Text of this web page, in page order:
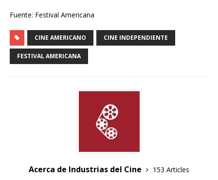
Fuente: Festival Americana
CINE AMERICANO CINE INDEPENDIENTE
FESTIVAL AMERICANA
Acerca de Industrias del Cine
153 Articles